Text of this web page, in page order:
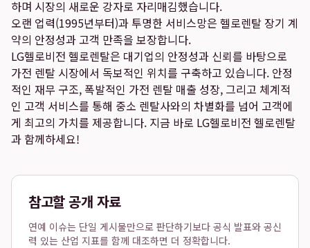
하며 시장의 새로운 강자로 자리매김했습니다.
오랜 업력(1995년부터)과 투명한 서비스망은 헬로렌탈 장기 계
약의 안정성과 고객 만족을 보장합니다.
LG헬로비전 헬로렌탈은 대기업의 안정성과 신뢰를 바탕으로
가전 렌탈 시장에서 독보적인 위치를 구축하고 있습니다. 안정
적인 재무 구조, 폭발적인 가전 렌탈 매출 성장, 그리고 체계적
인 고객 서비스를 통해 중소 렌탈사와의 차별화를 넘어 고객에
게 최고의 가치를 제공합니다. 지금 바로 LG헬로비전 헬로렌탈
과 함께하세요!
참고할 공개 자료
연예 이슈는 단일 게시물만으로 판단하기보다 공식 발표와 공신
력 있는 산업 지표를 함께 대조하면 더 정확합니다.